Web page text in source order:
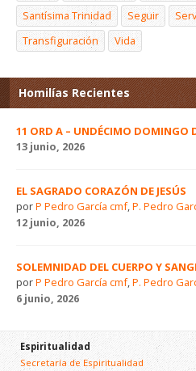
Santísima Trinidad
Seguir
Transfiguración
Vida
Homilías Recientes
11 ORD A – UNDÉCIMO DOMINGO
13 junio, 2026
EL SAGRADO CORAZÓN DE JESÚS
porP Pedro García cmf,P. Pedro
12 junio, 2026
SOLEMNIDAD DEL CUERPO Y
porP Pedro García cmf,P. Pedro
6 junio, 2026
Espiritualidad
Secretaría de Espiritualidad